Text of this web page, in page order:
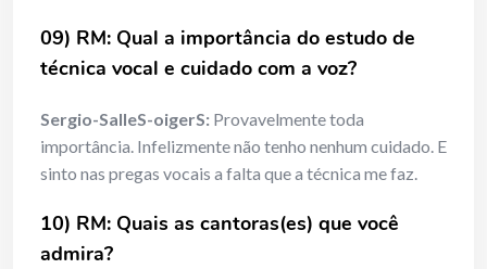
09) RM: Qual a importância do estudo de
técnica vocal e cuidado com a voz?
Sergio-SalleS-oigerS: Provavelmente toda
importância. Infelizmente não tenho nenhum cuidado. E
sinto nas pregas vocais a falta que a técnica me faz.
10) RM: Quais as cantoras(es) que você
admira?